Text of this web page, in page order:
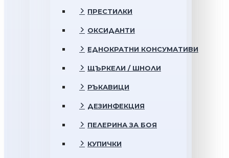
ПРЕСТИЛКИ
ОКСИДАНТИ
ЕДНОКРАТНИ КОНСУМАТИВИ
ЩЪРКЕЛИ / ШНОЛИ
РЪКАВИЦИ
ДЕЗИНФЕКЦИЯ
ПЕЛЕРИНА ЗА БОЯ
КУПИЧКИ